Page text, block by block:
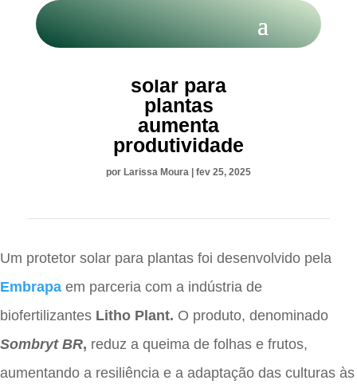
solar para
plantas
aumenta
produtividade
por Larissa Moura | fev 25, 2025
Um protetor solar para plantas foi desenvolvido pela
Embrapa em parceria com a indústria de
biofertilizantes Litho Plant. O produto, denominado
Sombryt BR, reduz a queima de folhas e frutos,
aumentando a resiliência e a adaptação das culturas às